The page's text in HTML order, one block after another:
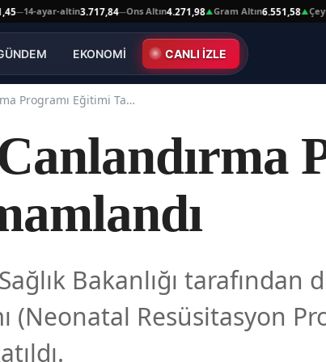
ayar-altin3.717,84—Ons Altın4.271,98▲Gram Altın6.551,58▲Çeyrek
EKONOMİ CANLI İZLE
Yenidoğan Canlandırma Programı Eğitimi Tamamlandı
Bakanlığı
(Neonatal Resüsitasyon